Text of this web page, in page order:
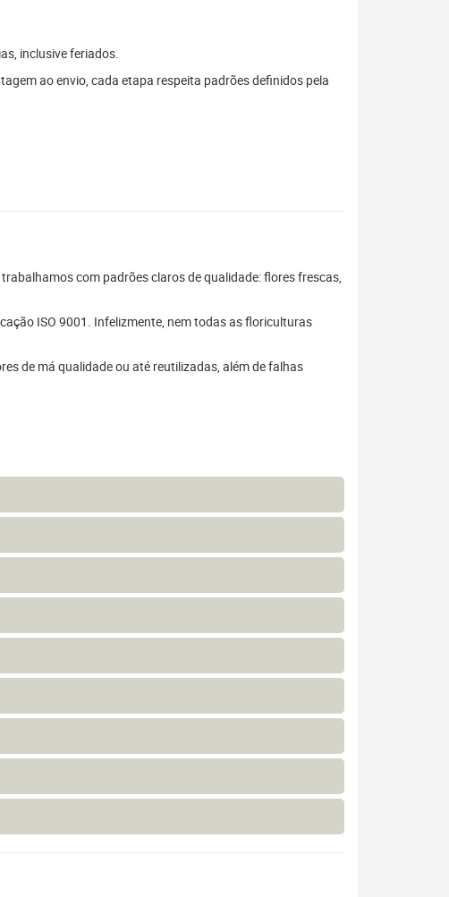
inclusive feriados.
ao envio, cada etapa respeita padrões definidos pela
com padrões claros de qualidade: flores frescas,
ISO 9001. Infelizmente, nem todas as floriculturas
de má qualidade ou até reutilizadas, além de falhas